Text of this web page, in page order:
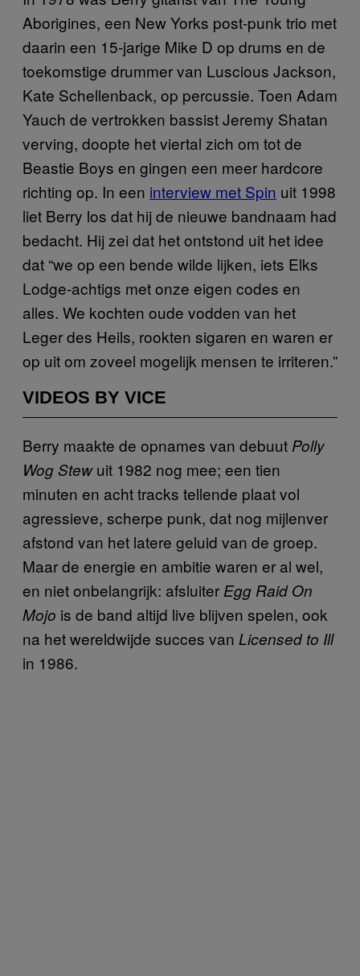
Aborigines, een New Yorks post-punk trio met
daarin een 15-jarige Mike D op drums en de
toekomstige drummer van Luscious Jackson,
Kate Schellenback, op percussie. Toen Adam
Yauch de vertrokken bassist Jeremy Shatan
verving, doopte het viertal zich om tot de
Beastie Boys en gingen een meer hardcore
richting op. In een interview met Spin uit 1998
liet Berry los dat hij de nieuwe bandnaam had
bedacht. Hij zei dat het ontstond uit het idee
dat “we op een bende wilde lijken, iets Elks
Lodge-achtigs met onze eigen codes en
alles. We kochten oude vodden van het
Leger des Heils, rookten sigaren en waren er
op uit om zoveel mogelijk mensen te irriteren.”
VIDEOS BY VICE
Berry maakte de opnames van debuut Polly
Wog Stewuit 1982 nog mee; een tien
minuten en acht tracks tellende plaat vol
agressieve, scherpe punk, dat nog mijlenver
afstond van het latere geluid van de groep.
Maar de energie en ambitie waren er al wel,
en niet onbelangrijk: afsluiter Egg Raid On
Mojo is de band altijd live blijven spelen, ook
na het wereldwijde succes van Licensed to Ill
in 1986.